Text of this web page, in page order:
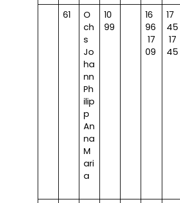
61
O
ch
s
Jo
ha
nn
Ph
ilip
p
An
na
M
ari
a
10
99
16
96
17
09
17
45
17
45